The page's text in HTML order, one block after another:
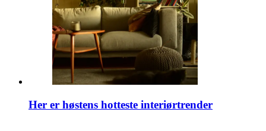
Her er høstens hotteste interiørtrender